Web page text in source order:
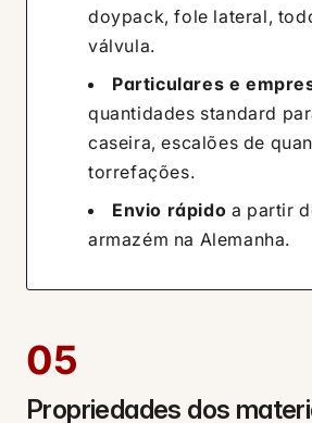
doypack, fole lateral,
válvula.
Particulares e
quantidades standard
caseira, escalões de
torrefações.
Envio rápido a partir
armazém na Alemanha.
05
Propriedades dos